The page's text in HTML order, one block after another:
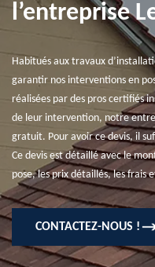
l’entreprise
Habitués aux travaux
garantir nos interventions en
réalisées par des pros certifiés
de leur intervention, notre
gratuit. Pour avoir ce devis, il
Ce devis est détaillé avec le
pose, les prix détaillés, les frais
CONTACTEZ-NOUS !